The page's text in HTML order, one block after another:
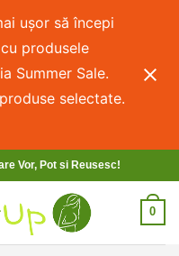
ușor să începi
produsele
Summer Sale.
selectate.
Vor, Pot si Reusesc!
0